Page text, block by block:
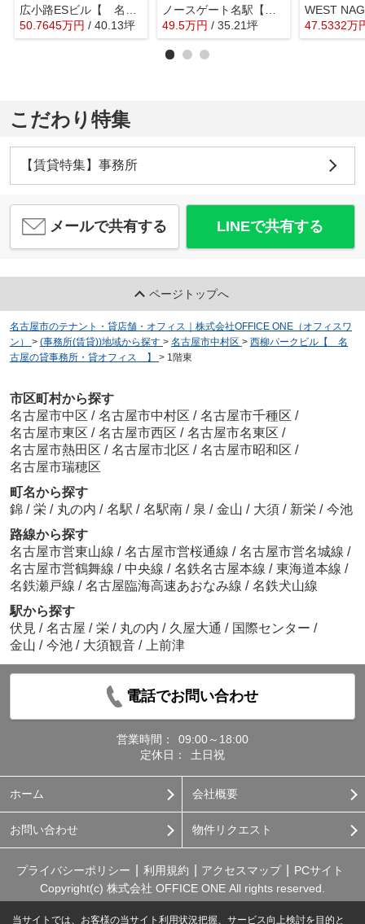
50.7645万円 / 40.13坪
49.5万円 / 35.21坪 47.5332万
こだわり特集
【賃貸特集】事務所
メールで共有する LINEで共有する
ページトップへ
名古屋市のテナント・貸店舗・オフィス｜株式会社OFFICE ONE（オフィスワ
ン）
> (事務所(賃貸))地域から探す > 名古屋市中村区 > 西柳パークビル【 名
古屋の貸事務所・貸オフィス 】
> 1階東
市区町村から探す
名古屋市中区 / 名古屋市中村区 / 名古屋市千種区 /
名古屋市東区 / 名古屋市西区 / 名古屋市名東区 /
名古屋市熱田区 / 名古屋市北区 / 名古屋市昭和区 /
名古屋市瑞穂区
町名から探す
錦 / 栄 / 丸の内 / 名駅 / 名駅南 / 泉 / 金山 / 大須 / 新栄 / 今池
路線から探す
名古屋市営東山線 / 名古屋市営桜通線 / 名古屋市営名城線 /
名古屋市営鶴舞線 / 中央線 / 名鉄名古屋本線 / 東海道本線 /
名鉄瀬戸線 / 名古屋臨海高速あおなみ線 / 名鉄犬山線
駅から探す
伏見 / 名古屋 / 栄 / 丸の内 / 久屋大通 / 国際センター /
金山 / 今池 / 大須観音 / 上前津
電話でお問い合わせ
営業時間：
09:00～18:00
定休日：
土日祝
ホーム 会社概要
お問い合わせ 物件リクエスト
プライバシーポリシー 利用規約 アクセスマップ
PCサイト
Copyright(c) 株式会社 OFFICE ONE All rights reserved.
当サイトでは、お客様の当サイト利用状況把握、サービス向上検討を目的と